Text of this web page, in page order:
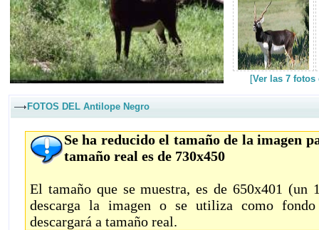
[Ver las 7
FOTOS DEL Antilope Negro
Se ha reducido el tamaño de la imagen
tamaño real es de 730x450
El tamaño que se muestra, es de 650x401 (un
descarga la imagen o se utiliza como
descargará a tamaño real.